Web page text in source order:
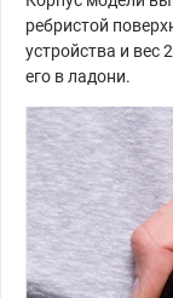
ребристой
устройства и вес
его в ладони.